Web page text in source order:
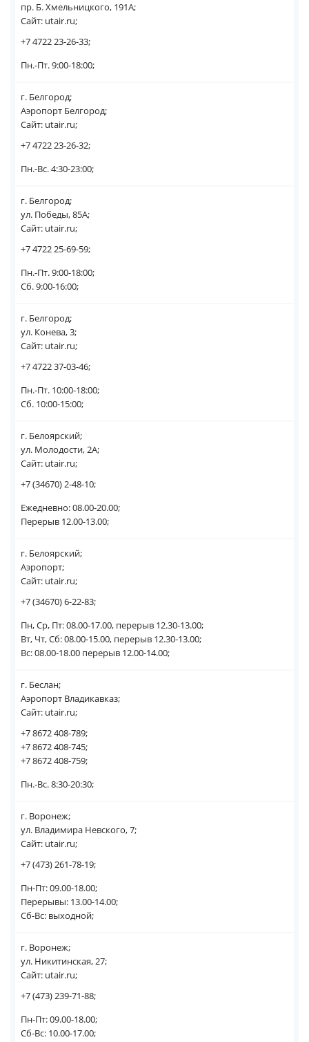
пр. Б. Хмельницкого, 191А;
Сайт: utair.ru;
+7 4722 23-26-33;
Пн.-Пт. 9:00-18:00;
г. Белгород;
Аэропорт Белгород;
Сайт: utair.ru;
+7 4722 23-26-32;
Пн.-Вс. 4:30-23:00;
г. Белгород;
ул. Победы, 85А;
Сайт: utair.ru;
+7 4722 25-69-59;
Пн.-Пт. 9:00-18:00;
Сб. 9:00-16:00;
г. Белгород;
ул. Конева, 3;
Сайт: utair.ru;
+7 4722 37-03-46;
Пн.-Пт. 10:00-18:00;
Сб. 10:00-15:00;
г. Белоярский;
ул. Молодости, 2А;
Сайт: utair.ru;
+7 (34670) 2-48-10;
Ежедневно: 08.00-20.00;
Перерыв 12.00-13.00;
г. Белоярский;
Аэропорт;
Сайт: utair.ru;
+7 (34670) 6-22-83;
Пн, Ср, Пт: 08.00-17.00, перерыв 12.30-13.00;
Вт, Чт, Сб: 08.00-15.00, перерыв 12.30-13.00;
Вс: 08.00-18.00 перерыв 12.00-14.00;
г. Беслан;
Аэропорт Владикавказ;
Сайт: utair.ru;
+7 8672 408-789;
+7 8672 408-745;
+7 8672 408-759;
Пн.-Вс. 8:30-20:30;
г. Воронеж;
ул. Владимира Невского, 7;
Сайт: utair.ru;
+7 (473) 261-78-19;
Пн-Пт: 09.00-18.00;
Перерывы: 13.00-14.00;
Сб-Вс: выходной;
г. Воронеж;
ул. Никитинская, 27;
Сайт: utair.ru;
+7 (473) 239-71-88;
Пн-Пт: 09.00-18.00;
Сб-Вс: 10.00-17.00;